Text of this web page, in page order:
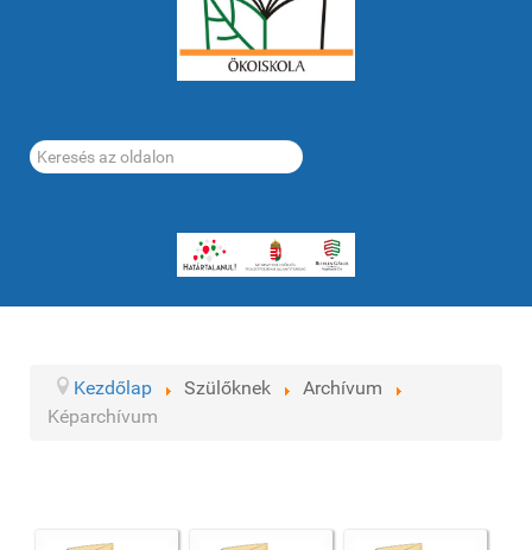
Keresés...
Kezdőlap Szülőknek
Archívum
Képarchívum